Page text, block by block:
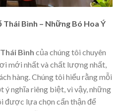
Bình – Những Bó Hoa Ý
Bình của chúng tôi chuyên
mới nhất và chất lượng nhất,
hàng. Chúng tôi hiểu rằng mỗi
ý nghĩa riêng biệt, vì vậy, những
được lựa chọn cẩn thận để